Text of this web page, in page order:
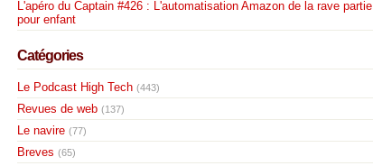
L'apéro du Captain #426 : L'automatisation Amazon de la rave partie
pour enfant
Catégories
Le Podcast High Tech (443)
Revues de web (137)
Le navire (77)
Breves (65)